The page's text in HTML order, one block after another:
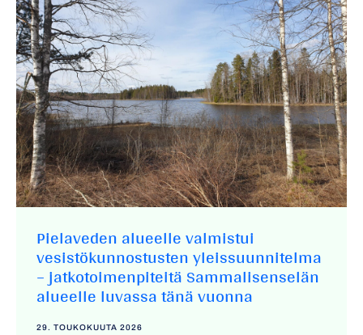
Pielaveden alueelle valmistui
vesistökunnostusten yleissuunnitelma
– jatkotoimenpiteitä Sammalisenselän
alueelle luvassa tänä vuonna
29. TOUKOKUUTA 2026